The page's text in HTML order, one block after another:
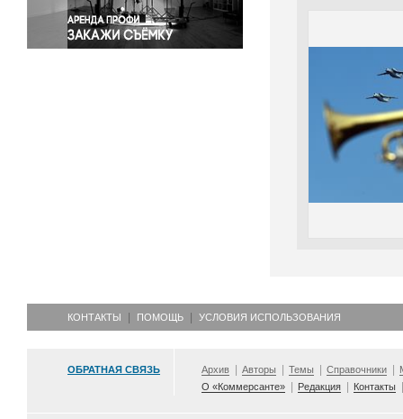
Экономика и бизнес
КОНТАКТЫ ПОМОЩЬ УСЛОВИЯ ИСПОЛЬЗОВАНИЯ
ОБРАТНАЯ СВЯЗЬ Архив Авторы Темы Справочники
О «Коммерсанте»
Редакция Контакты